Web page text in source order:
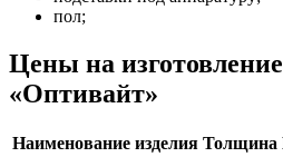
пол;
Цены на
«Оптивайт»
Наименование изделия Толщина